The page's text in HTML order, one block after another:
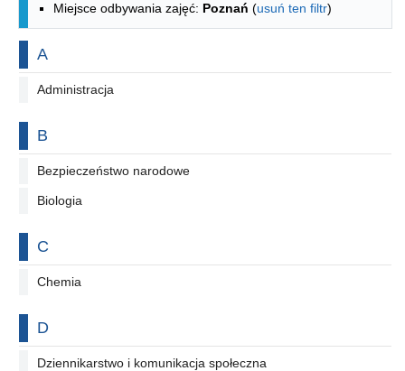
Miejsce odbywania zajęć: Poznań (usuń ten filtr)
Na literę
A
Administracja
Na literę
B
Bezpieczeństwo narodowe
Biologia
Na literę
C
Chemia
Na literę
D
Dziennikarstwo i komunikacja społeczna